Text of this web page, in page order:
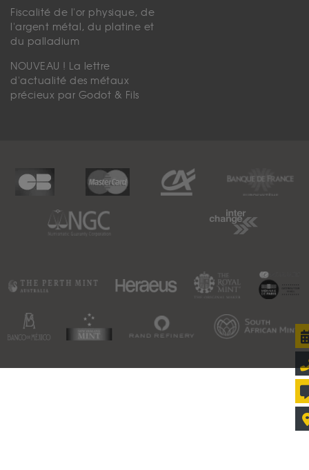
Fiscalité de l'or physique, de
l'argent métal, du platine et
du palladium
NOUVEAU ! La lettre
d'actualité des métaux
précieux par Godot & Fils